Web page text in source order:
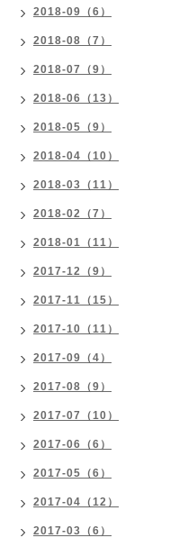
2018-09（6）
2018-08（7）
2018-07（9）
2018-06（13）
2018-05（9）
2018-04（10）
2018-03（11）
2018-02（7）
2018-01（11）
2017-12（9）
2017-11（15）
2017-10（11）
2017-09（4）
2017-08（9）
2017-07（10）
2017-06（6）
2017-05（6）
2017-04（12）
2017-03（6）